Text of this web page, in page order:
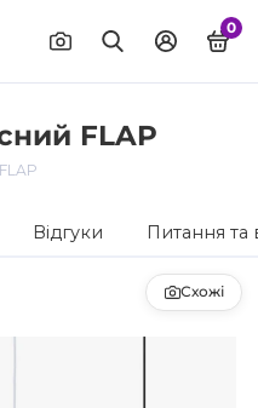
0
FLAP
Відгуки Питання та
Схожі